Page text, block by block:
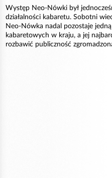
Występ Neo-Nówki był
działalności kabaretu. Sobotni
Neo-Nówka nadal pozostaje
kabaretowych w kraju, a jej
rozbawić publiczność